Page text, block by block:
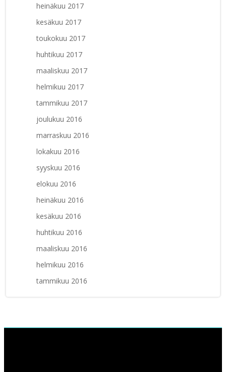
heinäkuu 2017
kesäkuu 2017
toukokuu 2017
huhtikuu 2017
maaliskuu 2017
helmikuu 2017
tammikuu 2017
joulukuu 2016
marraskuu 2016
lokakuu 2016
syyskuu 2016
elokuu 2016
heinäkuu 2016
kesäkuu 2016
huhtikuu 2016
maaliskuu 2016
helmikuu 2016
tammikuu 2016